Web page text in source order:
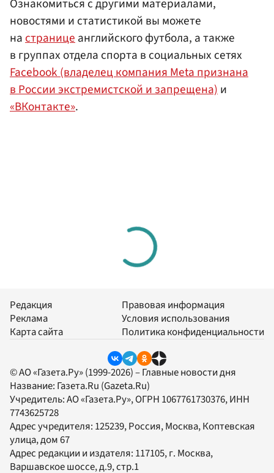
новостями и статистикой вы можете
на странице английского футбола, а также
в группах отдела спорта в социальных сетях
Facebook (владелец компания Meta признана
в России экстремистской и запрещена) и
«ВКонтакте».
Редакция
Реклама
Карта сайта
Правовая информация
Условия использования
Политика конфиденциальности
© АО «Газета.Ру» (1999-2026) – Главные новости дня
Название: Газета.Ru (Gazeta.Ru)
Учредитель:АО «Газета.Ру», ОГРН 1067761730376, ИНН
7743625728
Адрес учредителя: 125239, Россия, Москва, Коптевская
улица, дом 67
Адрес редакции и издателя: 117105, г. Москва,
Варшавское шоссе, д.9, стр.1